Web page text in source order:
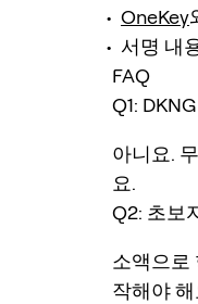
OneKey
서명 내
FAQ
Q1:
아니요.
요.
Q2: 초보
소액으로
작해야 해